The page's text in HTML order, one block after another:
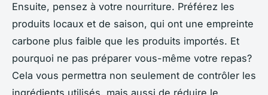
Ensuite, pensez à votre nourriture. Préférez les
produits locaux et de saison, qui ont une empreinte
carbone plus faible que les produits importés. Et
pourquoi ne pas préparer vous-même votre repas?
Cela vous permettra non seulement de contrôler les